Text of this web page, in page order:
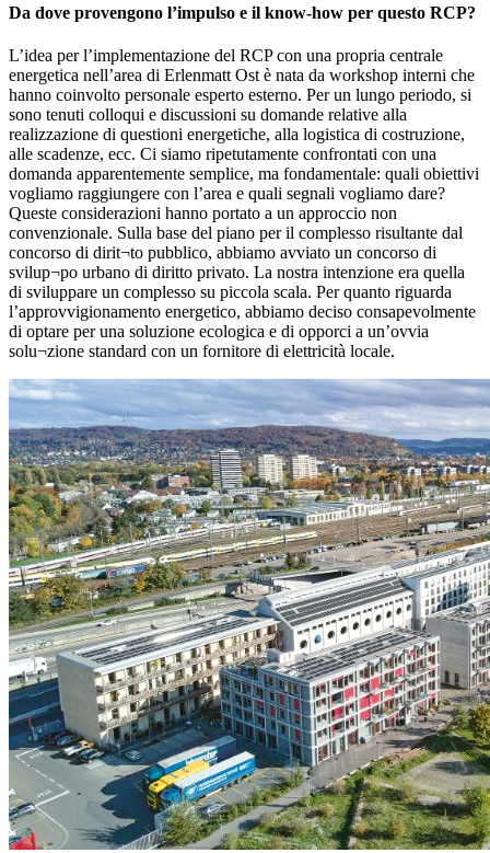
Da dove provengono l’impulso e il know-how per questo RCP?
L’idea per l’implementazione del RCP con una propria centrale
energetica nell’area di Erlenmatt Ost è nata da workshop interni che
hanno coinvolto personale esperto esterno. Per un lungo periodo, si
sono tenuti colloqui e discussioni su domande relative alla
realizzazione di questioni energetiche, alla logistica di costruzione,
alle scadenze, ecc. Ci siamo ripetutamente confrontati con una
domanda apparentemente semplice, ma fondamentale: quali obiettivi
vogliamo raggiungere con l’area e quali segnali vogliamo dare?
Queste considerazioni hanno portato a un approccio non
convenzionale. Sulla base del piano per il complesso risultante dal
concorso di dirit¬to pubblico, abbiamo avviato un concorso di
svilup¬po urbano di diritto privato. La nostra intenzione era quella
di sviluppare un complesso su piccola scala. Per quanto riguarda
l’approvvigionamento energetico, abbiamo deciso consapevolmente
di optare per una soluzione ecologica e di opporci a un’ovvia
solu¬zione standard con un fornitore di elettricità locale.